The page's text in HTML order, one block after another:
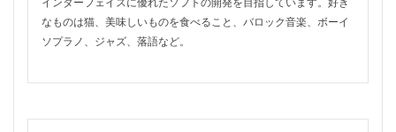
なものは猫、美味しいものを食べること、バロック音楽、ボーイ
ソプラノ、ジャズ、落語など。